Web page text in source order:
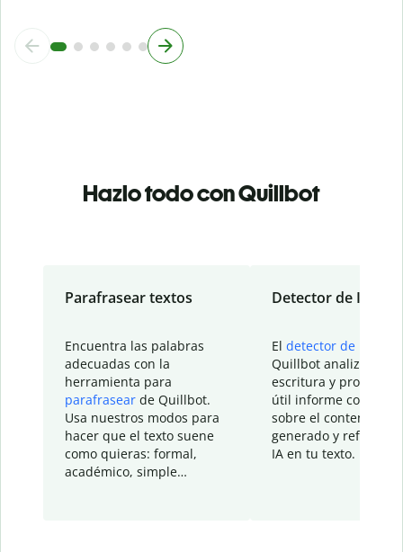
Hazlo todo con Quillbot
Parafrasear textos
Encuentra las palabras
adecuadas con la
herramienta para
parafrasear de Quillbot.
Usa nuestros modos para
hacer que el texto suene
como quieras: formal,
académico, simple…
Detector de IA
El detector de IA
Quillbot analiza tu
escritura y
útil informe con
sobre el contenido
generado y refinado
IA en tu texto.